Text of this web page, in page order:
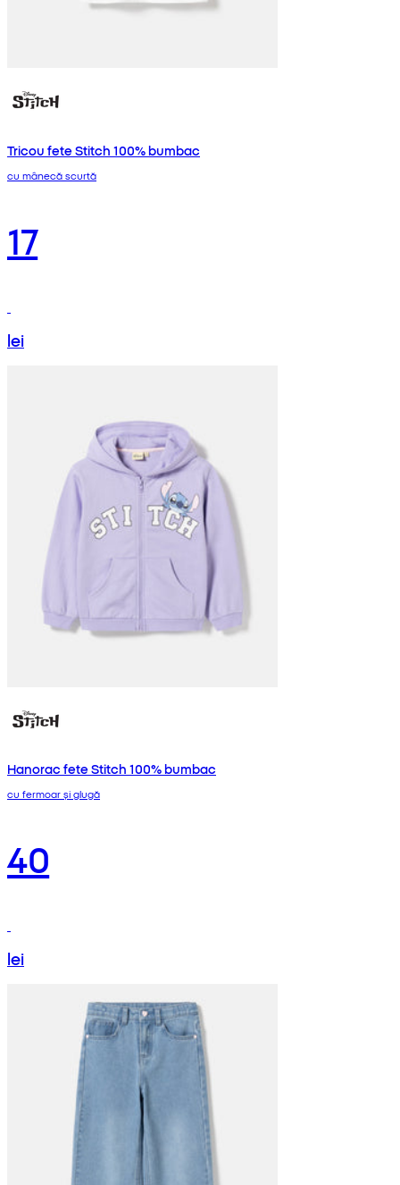
Tricou fete Stitch 100% bumbac
cu mânecă scurtă
17
lei
Hanorac fete Stitch 100% bumbac
cu fermoar și glugă
40
lei